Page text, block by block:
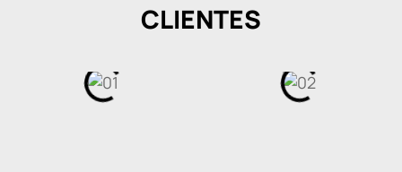
CLIENTES